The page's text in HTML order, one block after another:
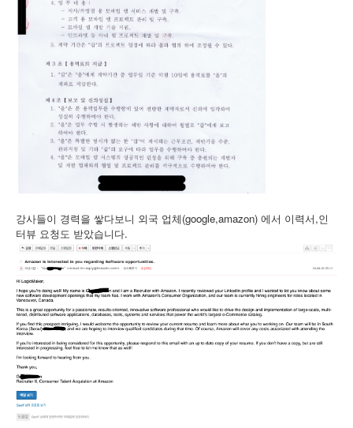
강사들이 경력을 쌓다보니 외국 업체(google,amazon) 에서 이력서,인
터뷰 요청도 받았습니다.